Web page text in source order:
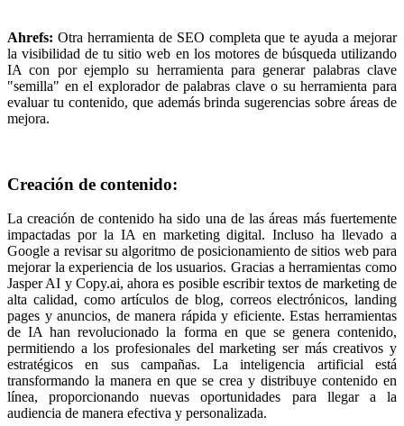
Ahrefs: Otra herramienta de SEO completa que te ayuda a mejorar
la visibilidad de tu sitio web en los motores de búsqueda utilizando
IA con por ejemplo su herramienta para generar palabras clave
"semilla" en el explorador de palabras clave o su herramienta para
evaluar tu contenido, que además brinda sugerencias sobre áreas de
mejora.
Creación de contenido:
La creación de contenido ha sido una de las áreas más fuertemente
impactadas por la IA en marketing digital. Incluso ha llevado a
Google a revisar su algoritmo de posicionamiento de sitios web para
mejorar la experiencia de los usuarios. Gracias a herramientas como
Jasper AI y Copy.ai, ahora es posible escribir textos de marketing de
alta calidad, como artículos de blog, correos electrónicos, landing
pages y anuncios, de manera rápida y eficiente. Estas herramientas
de IA han revolucionado la forma en que se genera contenido,
permitiendo a los profesionales del marketing ser más creativos y
estratégicos en sus campañas. La inteligencia artificial está
transformando la manera en que se crea y distribuye contenido en
línea, proporcionando nuevas oportunidades para llegar a la
audiencia de manera efectiva y personalizada.